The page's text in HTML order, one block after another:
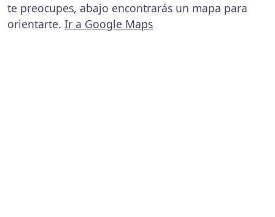
te preocupes, abajo encontrarás un mapa para
orientarte. Ir a Google Maps